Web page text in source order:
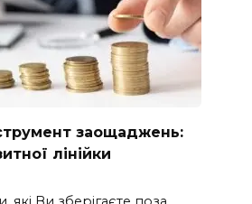
заощаджень:
лінійки